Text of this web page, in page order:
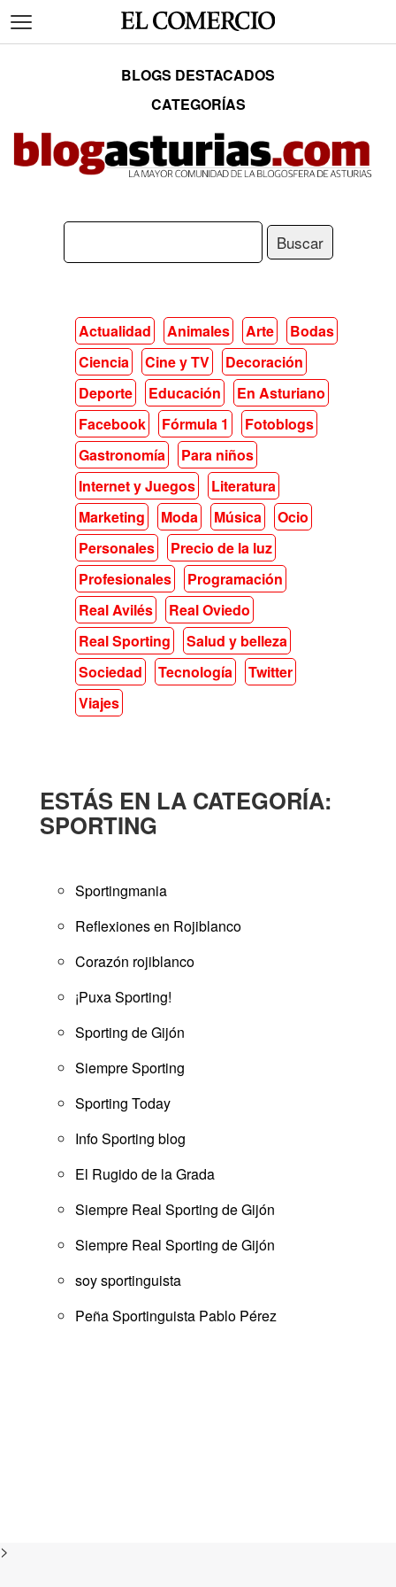
BLOGS DESTACADOS
CATEGORÍAS
Actualidad Animales Arte
Bodas
Ciencia
Cine y TV
Decoración
Deporte
Educación
En Asturiano
Facebook
Fórmula 1
Fotoblogs
Gastronomía
Para niños
Internet y Juegos
Literatura
Marketing
Moda Música
Ocio
Personales
Precio de la luz
Profesionales
Programación
Real Avilés
Real Oviedo
Real Sporting
Salud y belleza
Sociedad
Tecnología
Twitter
Viajes
ESTÁS EN LA CATEGORÍA:
SPORTING
Sportingmania
Reflexiones en Rojiblanco
Corazón rojiblanco
¡Puxa Sporting!
Sporting de Gijón
Siempre Sporting
Sporting Today
Info Sporting blog
El Rugido de la Grada
Siempre Real Sporting de Gijón
Siempre Real Sporting de Gijón
soy sportinguista
Peña Sportinguista Pablo Pérez
>